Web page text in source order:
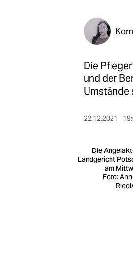
Die
und der
Umstände
22.12.2021
Die
Landgericht
am
Foto: